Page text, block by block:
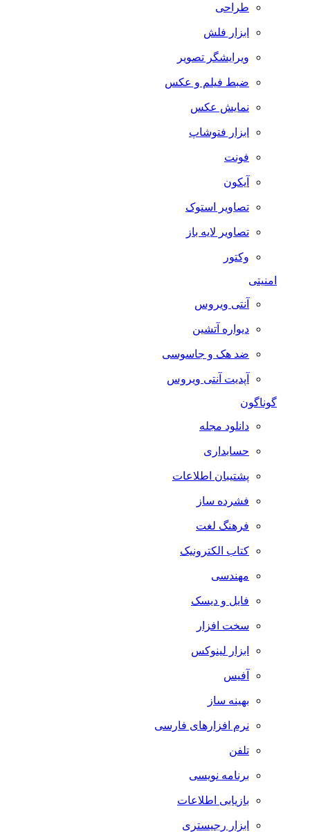
طراحی
ابزار فلش
ویرایشگر تصویر
ضبط فيلم و عكس
نمایش عکس
ابزار فتوشاپ
فونت
آیکون
تصاویر استوک
تصاویر لایه باز
وکتور
امنیتی
آنتی ویروس
دیواره آتشین
ضد هک و جاسوسی
آپدیت آنتی ویروس
گوناگون
دانلود مجله
حسابداری
پشتیبان اطلاعات
فشرده ساز
فرهنگ لغت
کتاب الکترونیک
مهندسی
فایل و دیسک
سخت افزار
ابزار لینوکس
آفیس
بهینه ساز
نرم افزارهای فارسی
تلفن
برنامه نویسی
بازیابی اطلاعات
ابزار رجیستری